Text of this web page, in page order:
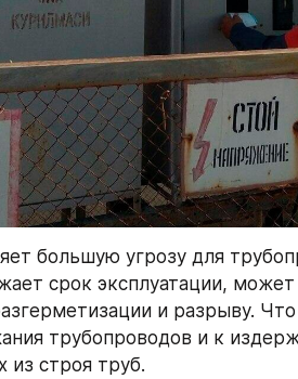
большую угрозу для
срок эксплуатации,
и разрыву.
трубопроводов и к
строя труб.